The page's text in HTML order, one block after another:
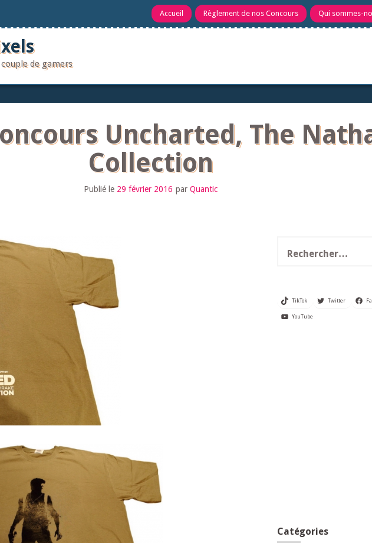
Accueil Règlement de nos Concours Qui sommes-
de gamers
Uncharted, The
Collection
Publié le 29 février 2016 par Quantic
TikTok Twitter
YouTube
Catégories